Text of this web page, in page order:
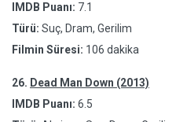
IMDB Puanı: 7.1
Türü: Suç, Dram, Gerilim
Filmin Süresi: 106 dakika
26. Dead Man Down (2013)
IMDB Puanı: 6.5